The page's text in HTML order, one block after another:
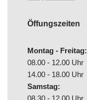
Öffungszeiten
Montag - Freitag:
08.00 - 12.00 Uhr
14.00 - 18.00 Uhr
Samstag: